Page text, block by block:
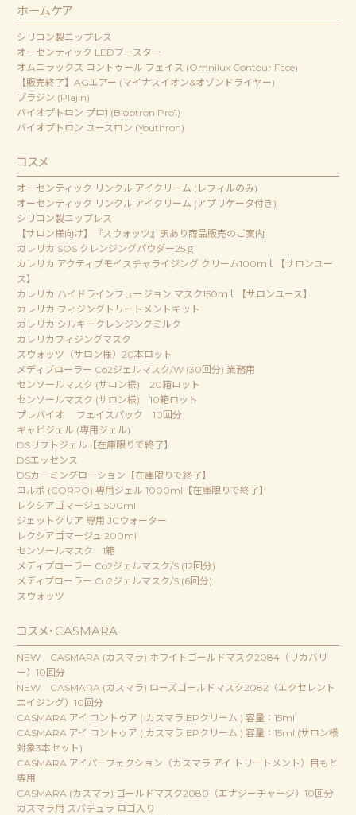
ホームケア
シリコン製ニップレス
オーセンティック LEDブースター
オムニラックス コントゥール フェイス (Omnilux Contour Face)
【販売終了】AGエアー (マイナスイオン&オゾンドライヤー)
プラジン (Plajin)
バイオプトロン プロ1 (Bioptron Pro1)
バイオプトロン ユースロン (Youthron)
コスメ
オーセンティック リンクル アイクリーム (レフィルのみ)
オーセンティック リンクル アイクリーム (アプリケータ付き)
シリコン製ニップレス
【サロン様向け】『スウォッツ』訳あり商品販売のご案内
カレリカ SOS クレンジングパウダー25ｇ
カレリカ アクティブモイスチャライジング クリーム100ｍｌ【サロンユー
ス】
カレリカ ハイドラインフュージョン マスク150ｍｌ【サロンユース】
カレリカ フィジングトリートメントキット
カレリカ シルキークレンジングミルク
カレリカフィジングマスク
スウォッツ（サロン様）20本ロット
メディプローラー Co2ジェルマスク/W (30回分) 業務用
センソールマスク (サロン様) 20箱ロット
センソールマスク (サロン様) 10箱ロット
プレバイオ フェイスパック 10回分
キャビジェル (専用ジェル)
DSリフトジェル【在庫限りで終了】
DSエッセンス
DSカーミングローション【在庫限りで終了】
コルポ (CORPO) 専用ジェル 1000ml【在庫限りで終了】
レクシアゴマージュ 500ml
ジェットクリア 専用 JCウォーター
レクシアゴマージュ 200ml
センソールマスク 1箱
メディプローラー Co2ジェルマスク/S (12回分)
メディプローラー Co2ジェルマスク/S (6回分)
スウォッツ
コスメ・CASMARA
NEW CASMARA (カスマラ) ホワイトゴールドマスク2084（リカバリ
ー）10回分
NEW CASMARA (カスマラ) ローズゴールドマスク2082（エクセレント
エイジング）10回分
CASMARA アイ コントゥア ( カスマラ EPクリーム ) 容量：15ml
CASMARA アイ コントゥア ( カスマラ EPクリーム ) 容量：15ml (サロン様
対象3本セット)
CASMARA アイパーフェクション（カスマラ アイ トリートメント）目もと
専用
CASMARA (カスマラ) ゴールドマスク2080（エナジーチャージ）10回分
カスマラ用 スパチュラ ロゴ入り